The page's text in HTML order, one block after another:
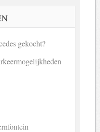
gekocht?